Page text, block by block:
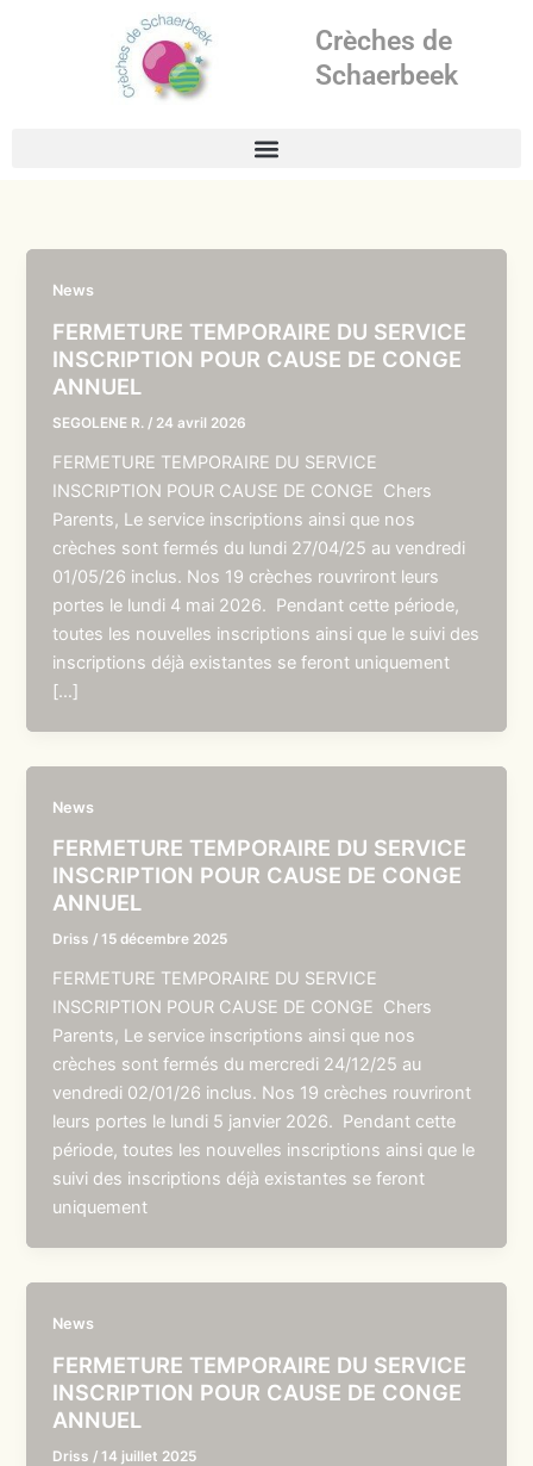
Crèches de
Schaerbeek
News
FERMETURE TEMPORAIRE DU SERVICE
INSCRIPTION POUR CAUSE DE CONGE
ANNUEL
SEGOLENE R. / 24 avril 2026
FERMETURE TEMPORAIRE DU SERVICE
INSCRIPTION POUR CAUSE DE CONGE Chers
Parents, Le service inscriptions ainsi que nos
crèches sont fermés du lundi 27/04/25 au vendredi
01/05/26 inclus. Nos 19 crèches rouvriront leurs
portes le lundi 4 mai 2026. Pendant cette période,
toutes les nouvelles inscriptions ainsi que le suivi des
inscriptions déjà existantes se feront uniquement
[…]
News
FERMETURE TEMPORAIRE DU SERVICE
INSCRIPTION POUR CAUSE DE CONGE
ANNUEL
Driss /15 décembre 2025
FERMETURE TEMPORAIRE DU SERVICE
INSCRIPTION POUR CAUSE DE CONGE Chers
Parents, Le service inscriptions ainsi que nos
crèches sont fermés du mercredi 24/12/25 au
vendredi 02/01/26 inclus. Nos 19 crèches rouvriront
leurs portes le lundi 5 janvier 2026. Pendant cette
période, toutes les nouvelles inscriptions ainsi que le
suivi des inscriptions déjà existantes se feront
uniquement
News
FERMETURE TEMPORAIRE DU SERVICE
INSCRIPTION POUR CAUSE DE CONGE
ANNUEL
Driss /14 juillet 2025